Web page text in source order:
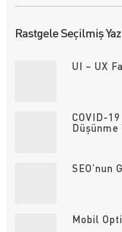
m
:Rastgele Seçilmiş
UI – UX
COVID-
Düşünme
SEO’nun
Mobil